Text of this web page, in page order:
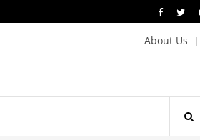
About Us